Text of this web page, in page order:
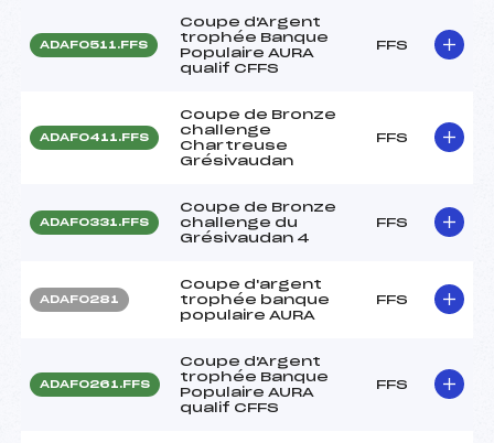
ADAF0511.FFS
Coupe d'Argent
trophée Banque
Populaire AURA
qualif CFFS
FFS
ADAF0411.FFS
Coupe de Bronze
challenge
Chartreuse
Grésivaudan
FFS
ADAF0331.FFS
Coupe de Bronze
challenge du
Grésivaudan 4
FFS
ADAF0281
Coupe d'argent
trophée banque
populaire AURA
FFS
ADAF0261.FFS
Coupe d'Argent
trophée Banque
Populaire AURA
qualif CFFS
FFS